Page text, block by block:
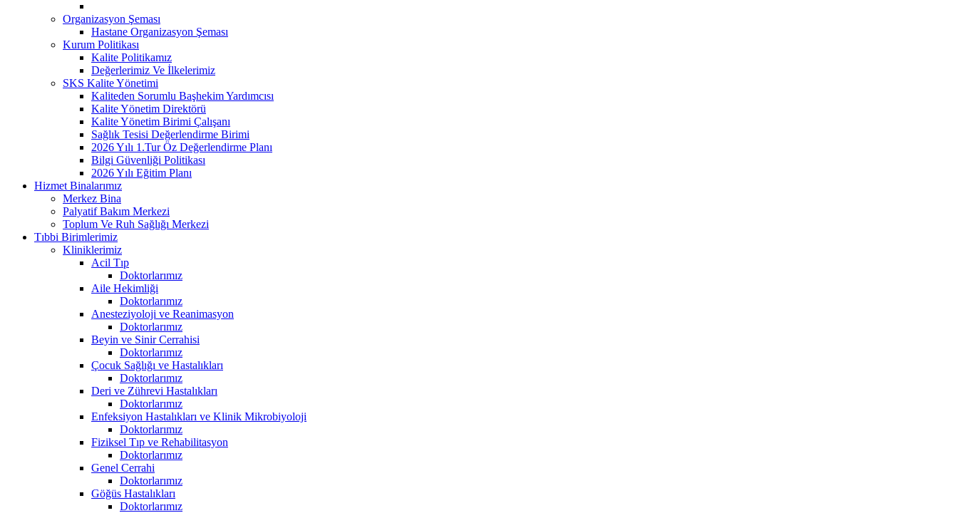
Organizasyon Şeması
Hastane Organizasyon Şeması
Kurum Politikası
Kalite Politikamız
Değerlerimiz Ve İlkelerimiz
SKS Kalite Yönetimi
Kaliteden Sorumlu Başhekim Yardımcısı
Kalite Yönetim Direktörü
Kalite Yönetim Birimi Çalışanı
Sağlık Tesisi Değerlendirme Birimi
2026 Yılı 1.Tur Öz Değerlendirme Planı
Bilgi Güvenliği Politikası
2026 Yılı Eğitim Planı
Hizmet Binalarımız
Merkez Bina
Palyatif Bakım Merkezi
Toplum Ve Ruh Sağlığı Merkezi
Tıbbi Birimlerimiz
Kliniklerimiz
Acil Tıp
Doktorlarımız
Aile Hekimliği
Doktorlarımız
Anesteziyoloji ve Reanimasyon
Doktorlarımız
Beyin ve Sinir Cerrahisi
Doktorlarımız
Çocuk Sağlığı ve Hastalıkları
Doktorlarımız
Deri ve Zührevi Hastalıkları
Doktorlarımız
Enfeksiyon Hastalıkları ve Klinik Mikrobiyoloji
Doktorlarımız
Fiziksel Tıp ve Rehabilitasyon
Doktorlarımız
Genel Cerrahi
Doktorlarımız
Göğüs Hastalıkları
Doktorlarımız